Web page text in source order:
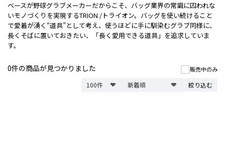
ベースが野球グラブメーカーだからこそ、バッグ業界の常識に囚われな
いモノづくりを実現するTRION /トライオン。バッグを使い続けること
で愛着が湧く“道具”として考え、使うほどに手に馴染むグラブ同様に、
長くそばに置いておきたい、「長く愛用できる道具」を追求していま
す。
0件の商品が見つかりました 販売中のみ
絞り込む